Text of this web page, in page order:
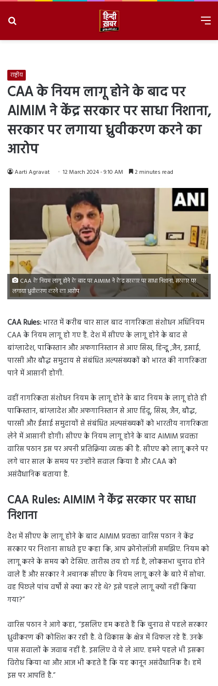
राष्ट्रीय
CAA के नियम लागू होने के बाद पर
AIMIM ने केंद्र सरकार पर साधा निशाना,
सरकार पर लगाया ध्रुवीकरण करने का
आरोप
Aarti Agravat 12 March 2024 - 9:10 AM 2 minutes read
CAA के नियम लागू होने के बाद पर AIMIM ने केंद्र सरकार पर साधा निशाना, सरकार पर
लगाया ध्रुवीकरण करने का आरोप
CAA Rules:भारत में करीब चार साल बाद नागरिकता संशोधन अधिनियम
CAA के नियम लागू हो गए हैं. देश में सीएए के लागू होने के बाद से
बांग्लादेश, पाकिस्तान और अफगानिस्तान से आए सिख, हिन्दूू ,जैन, इसाई,
पारसी और बौद्ध समुदाय से संबंधित अल्पसंख्यकों को भारत की नागरिकता
पाने में आसानी होगी.
वहीं नागरिकता संशोधन नियम के लागू होने के बाद नियम के लागू होते ही
पाकिस्तान, बांग्लादेश और अफगानिस्तान से आए हिंदू, सिख, जैन, बौद्ध,
पारसी और ईसाई समुदायों से संबंधित अल्पसंख्यकों को भारतीय नागरिकता
लेने में आसानी होगी। सीएए के नियम लागू होने के बाद AIMIM प्रवक्ता
वारिस पठान इस पर अपनी प्रतिक्रिया व्यक्त की है. सीएए को लागू करने पर
लगे चार साल के समय पर उन्होंने सवाल किया है और CAA को
असंवैधानिक बताया है.
CAA Rules:AIMIM ने केंद्र सरकार पर साधा
निशाना
देेश में सीएए के लागू होने के बादAIMIM प्रवक्ता वारिस पठान ने केंद्र
सरकार पर निशाना साधते हुए कहा कि, आप क्रोनोलॉजी समझिए. नियम को
लागू करने के समय को देखिए. तारीख तय हो गई है, लोकसभा चुनाव होने
वाले हैं और सरकार ने अचानक सीएए के नियम लागू करने के बारे में सोचा.
वह पिछले पांच वर्षों से क्या कर रहे थे? इसे पहले लागू क्यों नहीं किया
गया?”
वारिस पठान ने आगे कहा, “इसलिए हम कहते हैं कि चुनाव से पहले सरकार
ध्रुवीकरण की कोशिश कर रही है. वे विकास के क्षेत्र में विफल रहे हैं. उनके
पास सवालों के जवाब नहीं है. इसलिए वे ये ले आए. हमने पहले भी इसका
विरोध किया था और आज भी कहते हैं कि यह कानून असंवैधानिक है। हमें
इस पर आपत्ति है.”